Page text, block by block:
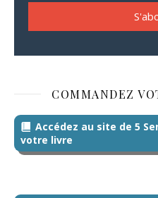
COMMANDEZ
Accédez au site de 5
votre livre